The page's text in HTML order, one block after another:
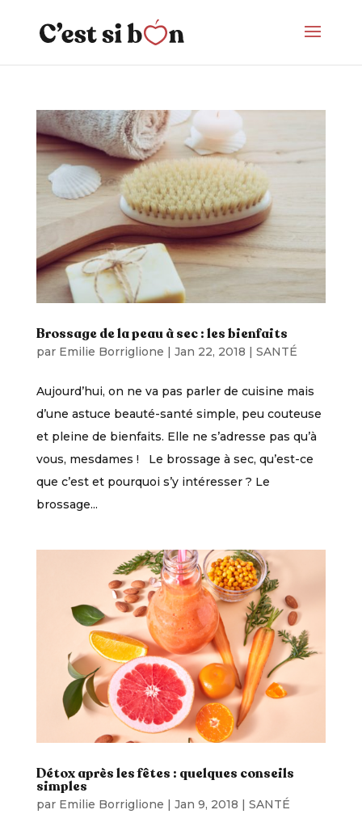
Brossage de la peau à sec : les bienfaits
par Emilie Borriglione | Jan 22, 2018 | SANTÉ
Aujourd’hui, on ne va pas parler de cuisine mais
d’une astuce beauté-santé simple, peu couteuse
et pleine de bienfaits. Elle ne s’adresse pas qu’à
vous, mesdames ! Le brossage à sec, qu’est-ce
que c’est et pourquoi s’y intéresser ? Le
brossage...
Détox après les fêtes : quelques conseils
simples
par Emilie Borriglione | Jan 9, 2018 | SANTÉ